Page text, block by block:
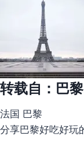
转载自： 巴
法国 巴黎
分享巴黎好吃好玩